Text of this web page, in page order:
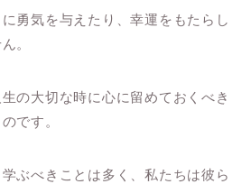
勇気を与えたり、幸運をもたらし
。
の大切な時に心に留めておくべき
です。
ぶべきことは多く、私たちは彼ら